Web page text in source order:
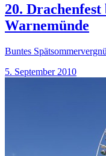
20.
Warnemünde
Buntes
5. September 2010